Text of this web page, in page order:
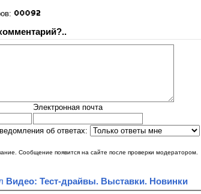
Электронная почта
об ответах:
Сообщение появится на сайте после проверки модератором.
Видео: Тест-драйвы. Выставки. Новинки